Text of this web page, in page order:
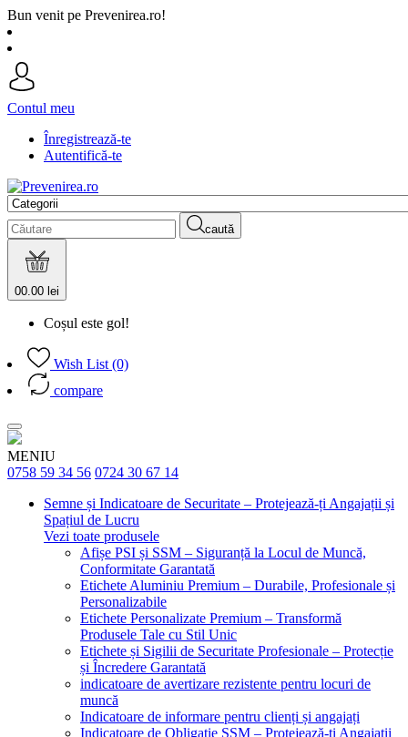
Bun venit pe Prevenirea.ro!
Contul meu
Înregistrează-te
Autentifică-te
caută
00.00 lei
Coșul este gol!
Wish List (0)
compare
MENIU
0758 59 34 56 0724 30 67 14
Semne și Indicatoare de Securitate – Protejează-ți Angajații și
Spațiul de Lucru
Vezi toate produsele
Afișe PSI și SSM – Siguranță la Locul de Muncă,
Conformitate Garantată
Etichete Aluminiu Premium – Durabile, Profesionale și
Personalizabile
Etichete Personalizate Premium – Transformă
Produsele Tale cu Stil Unic
Etichete și Sigilii de Securitate Profesionale – Protecție
și Încredere Garantată
indicatoare de avertizare rezistente pentru locuri de
muncă
Indicatoare de informare pentru clienți și angajați
Indicatoare de Obligație SSM – Protejează-ți Angajații